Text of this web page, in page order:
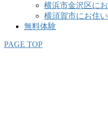
横浜市金沢区に
横須賀市にお住
無料体験
PAGE TOP